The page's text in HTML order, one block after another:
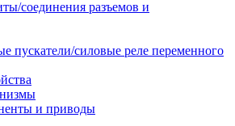
соединения разъемов и
пускатели/силовые реле переменного
и приводы